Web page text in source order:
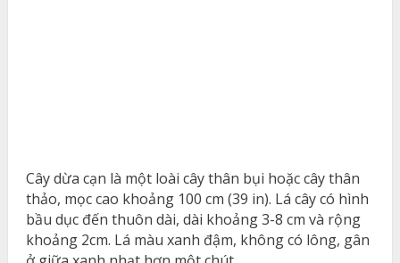
Cây dừa cạn là một loài cây thân bụi hoặc cây thân
thảo, mọc cao khoảng 100 cm (39 in). Lá câycó hình
bầu dục đến thuôn dài, dài khoảng 3-8 cm và rộng
khoảng 2cm. Lá màu xanh đậm, không có lông, gân